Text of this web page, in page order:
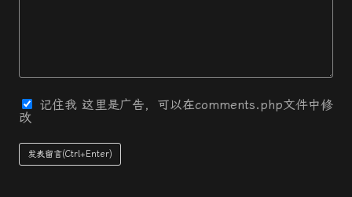
记住我 这里是广告，可以在comments.php文件中修
改